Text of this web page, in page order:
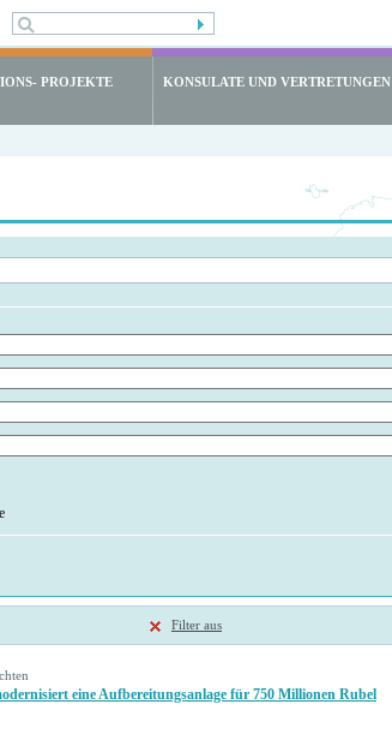
PROJEKTE KONSULATE UND VERTRETUNGEN
Filter aus
eine Aufbereitungsanlage für 750 Millionen Rubel